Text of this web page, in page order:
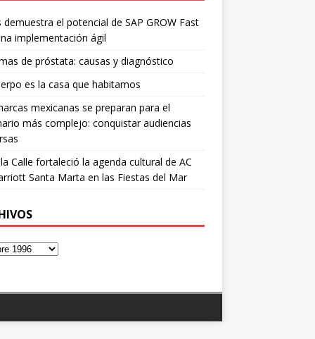
demuestra el potencial de SAP GROW Fast
implementación ágil
de próstata: causas y diagnóstico
es la casa que habitamos
mexicanas se preparan para el
más complejo: conquistar audiencias
Calle fortaleció la agenda cultural de AC
Santa Marta en las Fiestas del Mar